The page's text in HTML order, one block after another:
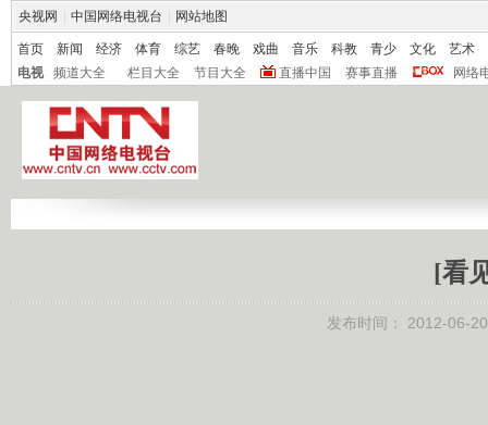
央视网 中国网络电视台 网站地图
首页 新闻 经济 体育 综艺 春晚 戏曲 音乐 科教 青少 文化
艺术
电视
频道大全 栏目大全 节目大全 直播中国 赛事直播 网络
[看
发布时间： 2012-06-